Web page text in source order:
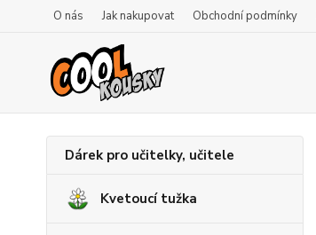
O nás Jak nakupovat Obchodní podmínky
Dárek pro učitelky, učitele
Kvetoucí tužka